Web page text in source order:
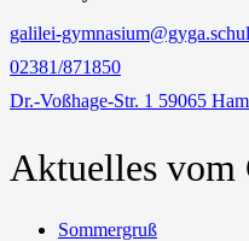
galilei-
02381/871850
Dr.-Voßhage-Str. 1 59065
Aktuelles
Sommergruß